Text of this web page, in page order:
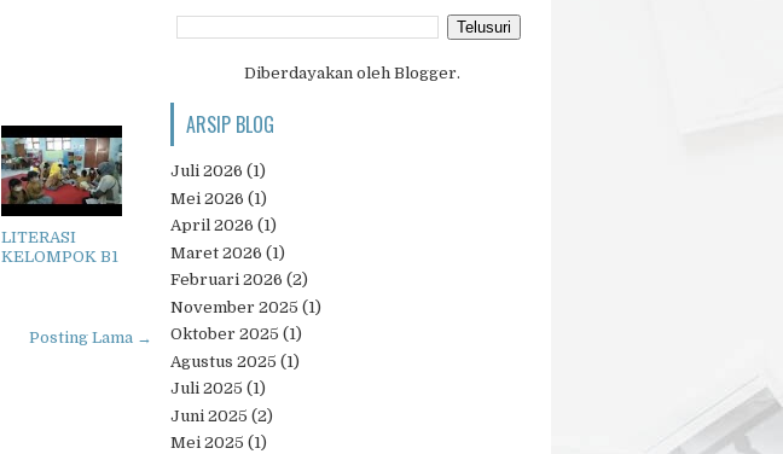
LITERASI
KELOMPOK B1
Posting Lama →
Diberdayakan oleh Blogger.
ARSIP BLOG
Juli 2026 (1)
Mei 2026 (1)
April 2026 (1)
Maret 2026 (1)
Februari 2026 (2)
November 2025 (1)
Oktober 2025 (1)
Agustus 2025 (1)
Juli 2025 (1)
Juni 2025 (2)
Mei 2025 (1)